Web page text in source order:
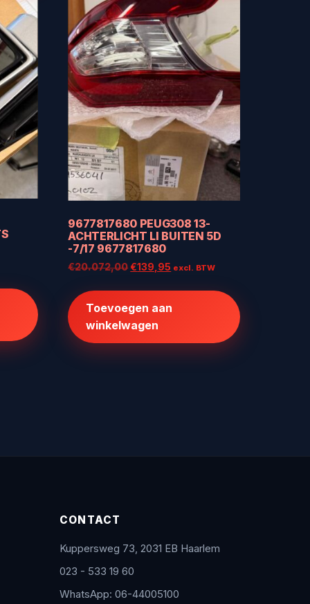
9677817680 PEUG308 13-
ACHTERLICHT LI BUITEN 5D
-7/17 9677817680
€20.072,00Oorspronkelijke
€20.072,00.
€139,95 Huidige
€139,95.
excl. BTW
Toevoegen aan
winkelwagen
CONTACT
Kuppersweg 73, 2031 EB Haarlem
023 - 533 19 60
WhatsApp: 06-44005100